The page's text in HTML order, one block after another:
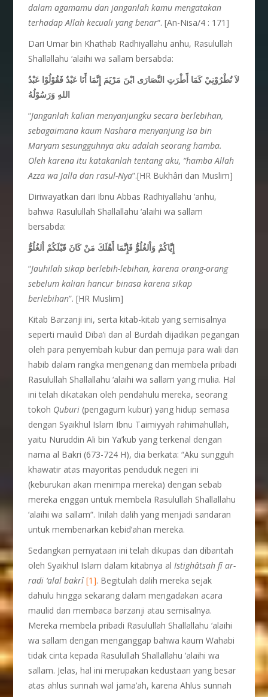
dalam agamamu dan janganlah kamu mengatakan
terhadap Allah kecuali yang benar“. [An-Nisa/4 : 171]
Dari Umar bin Khathab Radhiyallahu anhu, Rasulullah
Shallallahu ‘alaihi wa sallam bersabda:
لاَ تُطْرُوْنِيْ كَمَا أََطْرَتِ النَّصَارَى ابْنَ مَرْيَمَ إِنَّمَا أَنَا عَبْدٌ فَقُوْلُوْا عَبْدُ
اللهِ وَرَسُوْلُهُ
“Janganlah kalian menyanjungku secara berlebihan,
sebagaimana kaum Nashara menyanjung Isa bin
Maryam sesungguhnya aku adalah seorang hamba.
Oleh karena itu katakanlah tentang aku, “hamba Allah
Azza wa Jalla dan rasul-Nya”.[HR Bukhâri dan Muslim]
Diriwayatkan dari Ibnu Abbas Radhiyallahu ‘anhu,
bahwa Rasulullah Shallallahu ‘alaihi wa sallam
bersabda:
إِيَّاكُمْ وَاْلغُلُوُّ فَإِنَّمَا أَهْلَكَ مَنْ كَانَ قَبْلَكُمْ اْلغُلُوُّ
“Jauhilah sikap berlebih-lebihan, karena orang-orang
sebelum kalian hancur binasa karena sikap
berlebihan”. [HR Muslim]
Kitab Barzanji ini, serta kitab-kitab yang semisalnya
seperti maulid Diba’i dan al Burdah dijadikan pegangan
oleh para penyembah kubur dan pemuja para wali dan
habib dalam rangka mengenang dan membela pribadi
Rasulullah Shallallahu ‘alaihi wa sallam yang mulia. Hal
ini telah dikatakan oleh pendahulu mereka, seorang
tokoh Quburi (pengagum kubur) yang hidup semasa
dengan Syaikhul Islam Ibnu Taimiyyah rahimahullah,
yaitu Nuruddin Ali bin Ya’kub yang terkenal dengan
nama al Bakri (673-724 H), dia berkata: “Aku sungguh
khawatir atas mayoritas penduduk negeri ini
(keburukan akan menimpa mereka) dengan sebab
mereka enggan untuk membela Rasulullah Shallallahu
‘alaihi wa sallam“. Inilah dalih yang menjadi sandaran
untuk membenarkan kebid’ahan mereka.
Sedangkan pernyataan ini telah dikupas dan dibantah
oleh Syaikhul Islam dalam kitabnya alIstighâtsah fî ar-
radi ‘alal bakrî [1]. Begitulah dalih mereka sejak
dahulu hingga sekarang dalam mengadakan acara
maulid dan membaca barzanji atau semisalnya.
Mereka membela pribadi Rasulullah Shallallahu ‘alaihi
wa sallam dengan menganggap bahwa kaum Wahabi
tidak cinta kepada Rasulullah Shallallahu ‘alaihi wa
sallam. Jelas, hal ini merupakan kedustaan yang besar
atas ahlus sunnah wal jama’ah, karena Ahlus sunnah